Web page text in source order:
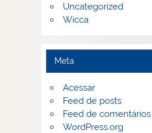
Uncategorized
Wicca
Meta
Acessar
Feed de posts
Feed de comentários
WordPress.org